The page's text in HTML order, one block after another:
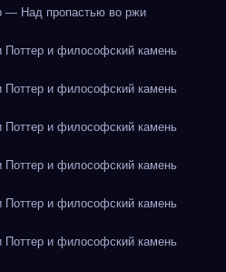
Над пропастью во ржи
и философский камень
и философский камень
и философский камень
и философский камень
и философский камень
и философский камень